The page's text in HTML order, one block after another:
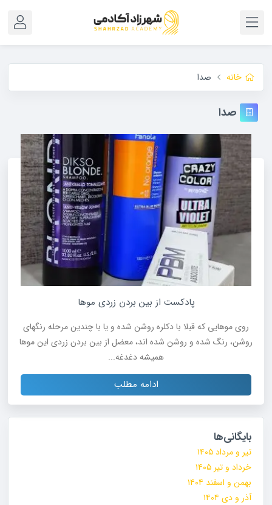
خانه صدا
صدا
پادکست از بین بردن زردی موها
روی موهایی که قبلا با دکلره روشن شده و یا با چندین مرحله رنگهای
روشن، رنگ شده و روشن شده اند، معضل از بین بردن زردی این موها
همیشه دغدغه...
ادامه مطلب
بایگانی‌ها
تیر و مرداد ۱۴۰۵
خرداد و تیر ۱۴۰۵
بهمن و اسفند ۱۴۰۴
آذر و دی ۱۴۰۴